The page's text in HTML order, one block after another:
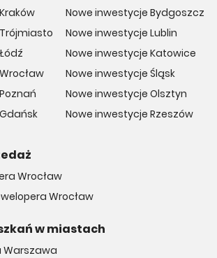
Nowe inwestycje Bydgoszcz
Nowe inwestycje Lublin
Nowe inwestycje Katowice
Nowe inwestycje Śląsk
Nowe inwestycje Olsztyn
Nowe inwestycje Rzeszów
Wrocław
Wrocław
w miastach
Warszawa